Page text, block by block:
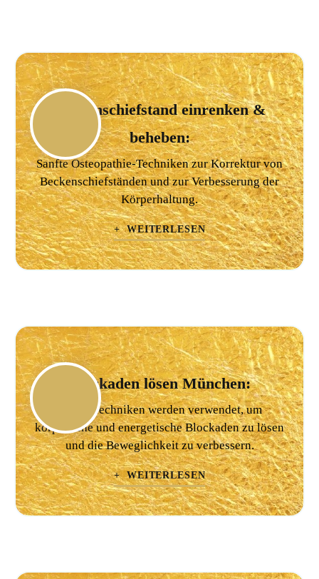
Beckenschiefstand einrenken &
beheben:
Sanfte Osteopathie-Techniken zur Korrektur von
Beckenschiefständen und zur Verbesserung der
Körperhaltung.
+ WEITERLESEN
Blockaden lösen München:
Sanfte Techniken werden verwendet, um
körperliche und energetische Blockaden zu lösen
und die Beweglichkeit zu verbessern.
+ WEITERLESEN